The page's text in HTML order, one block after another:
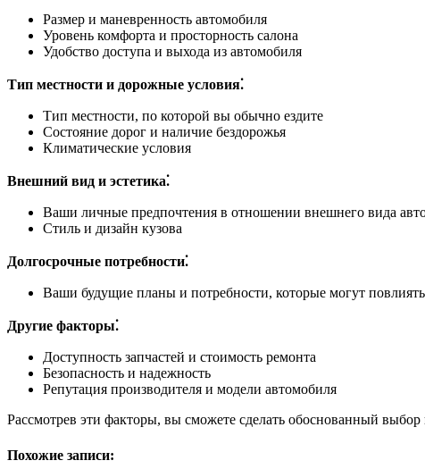
Размер и маневренность автомобиля
Уровень комфорта и просторность салона
Удобство доступа и выхода из автомобиля
Тип местности и дорожные условия⁚
Тип местности, по которой вы обычно ездите
Состояние дорог и наличие бездорожья
Климатические условия
Внешний вид и эстетика⁚
Ваши личные предпочтения в отношении внешнего вида
Стиль и дизайн кузова
Долгосрочные потребности⁚
Ваши будущие планы и потребности, которые могут
Другие факторы⁚
Доступность запчастей и стоимость ремонта
Безопасность и надежность
Репутация производителя и модели автомобиля
Рассмотрев эти факторы, вы сможете сделать обоснованный
Похожие записи: